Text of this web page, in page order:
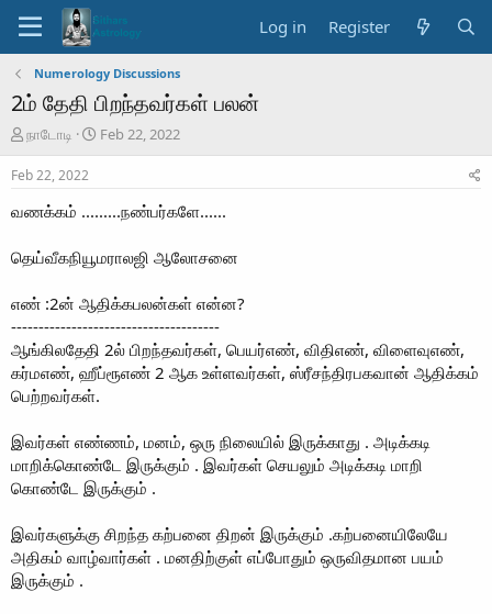
Log in Register
Numerology Discussions
2ம் தேதி பிறந்தவர்கள் பலன்
T
h
r
a
s
t
r
t
e
r
நாடோடி
S
t
t
a
Feb 22, 2022
Feb 22, 2022
வணக்கம் .........நண்பர்களே......
தெய்வீகநியூமராலஜி ஆலோசனை
எண் :2ன் ஆதிக்கபலன்கள் என்ன?
--------------------------------------
ஆங்கிலதேதி 2ல் பிறந்தவர்கள், பெயர்எண், விதிஎண், விளைவுஎண்,
கர்மஎண், ஹீப்ரூஎண் 2 ஆக உள்ளவர்கள், ஸ்ரீசந்திரபகவான் ஆதிக்கம்
பெற்றவர்கள்.
இவர்கள் எண்ணம், மனம், ஒரு நிலையில் இருக்காது . அடிக்கடி
மாறிக்கொண்டே இருக்கும் . இவர்கள் செயலும் அடிக்கடி மாறி
கொண்டே இருக்கும் .
இவர்களுக்கு சிறந்த கற்பனை திறன் இருக்கும் .கற்பனையிலேயே
அதிகம் வாழ்வார்கள் . மனதிற்குள் எப்போதும் ஒருவிதமான பயம்
இருக்கும் .